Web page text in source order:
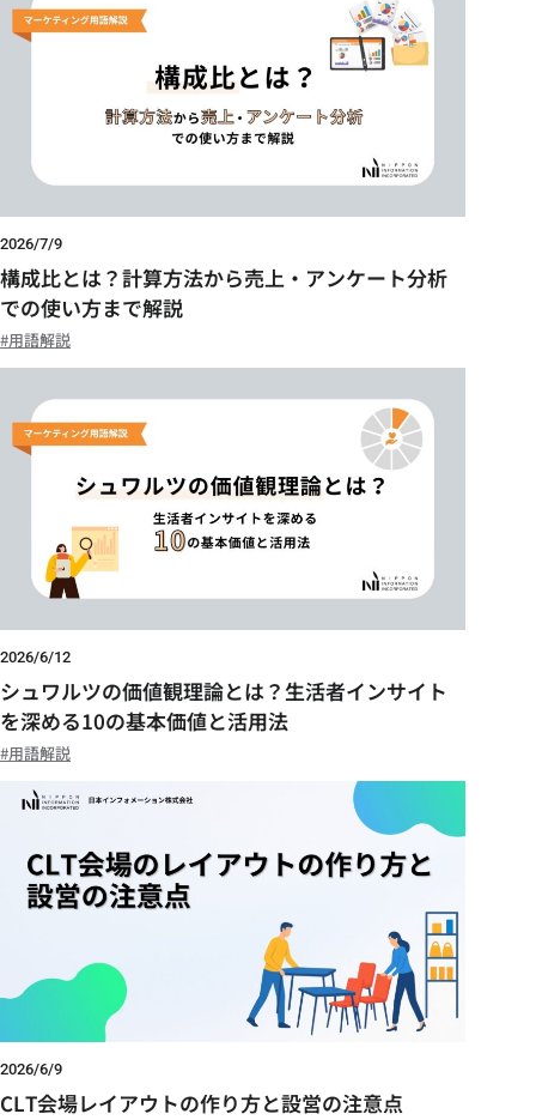
2026/7/9
構成比とは？計算方法から売上・アンケート分析
での使い方まで解説
用語解説
2026/6/12
シュワルツの価値観理論とは？生活者インサイト
を深める10の基本価値と活用法
用語解説
2026/6/9
CLT会場レイアウトの作り方と設営の注意点